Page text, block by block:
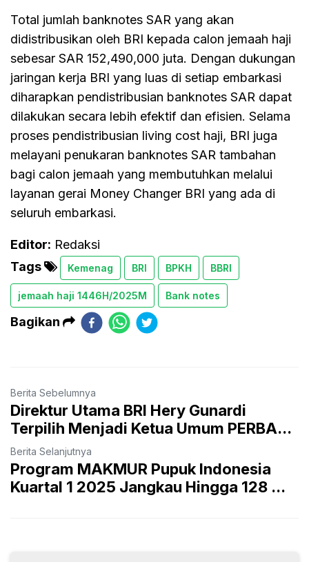
Total jumlah banknotes SAR yang akan
didistribusikan oleh BRI kepada calon jemaah haji
sebesar SAR 152,490,000 juta. Dengan dukungan
jaringan kerja BRI yang luas di setiap embarkasi
diharapkan pendistribusian banknotes SAR dapat
dilakukan secara lebih efektif dan efisien. Selama
proses pendistribusian living cost haji, BRI juga
melayani penukaran banknotes SAR tambahan
bagi calon jemaah yang membutuhkan melalui
layanan gerai Money Changer BRI yang ada di
seluruh embarkasi.
Editor: Redaksi
Tags
Kemenag BRI BPKH BBRI
jemaah haji 1446H/2025M Bank notes
Bagikan
Berita Sebelumnya
Direktur Utama BRI Hery Gunardi
Terpilih Menjadi Ketua Umum PERBA...
Berita Selanjutnya
Program MAKMUR Pupuk Indonesia
Kuartal 1 2025 Jangkau Hingga 128 ...